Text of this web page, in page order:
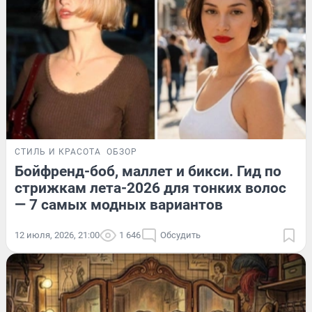
СТИЛЬ И КРАСОТА ОБЗОР
Бойфренд-боб, маллет и бикси. Гид по
стрижкам лета-2026 для тонких волос
— 7 самых модных вариантов
12 июля, 2026, 21:00 1 646 Обсудить